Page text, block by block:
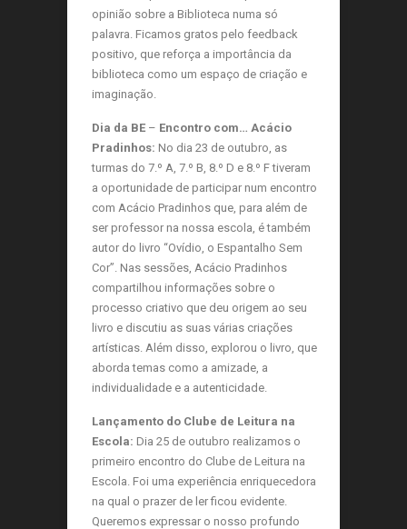
opinião sobre a Biblioteca numa só
palavra. Ficamos gratos pelo feedback
positivo, que reforça a importância da
biblioteca como um espaço de criação e
imaginação.
Dia da BE – Encontro com… Acácio
Pradinhos: No dia 23 de outubro, as
turmas do 7.º A, 7.º B, 8.º D e 8.º F tiveram
a oportunidade de participar num encontro
com Acácio Pradinhos que, para além de
ser professor na nossa escola, é também
autor do livro “Ovídio, o Espantalho Sem
Cor”. Nas sessões, Acácio Pradinhos
compartilhou informações sobre o
processo criativo que deu origem ao seu
livro e discutiu as suas várias criações
artísticas. Além disso, explorou o livro, que
aborda temas como a amizade, a
individualidade e a autenticidade.
Lançamento do Clube de Leitura na
Escola: Dia 25 de outubro realizamos o
primeiro encontro do Clube de Leitura na
Escola. Foi uma experiência enriquecedora
na qual o prazer de ler ficou evidente.
Queremos expressar o nosso profundo